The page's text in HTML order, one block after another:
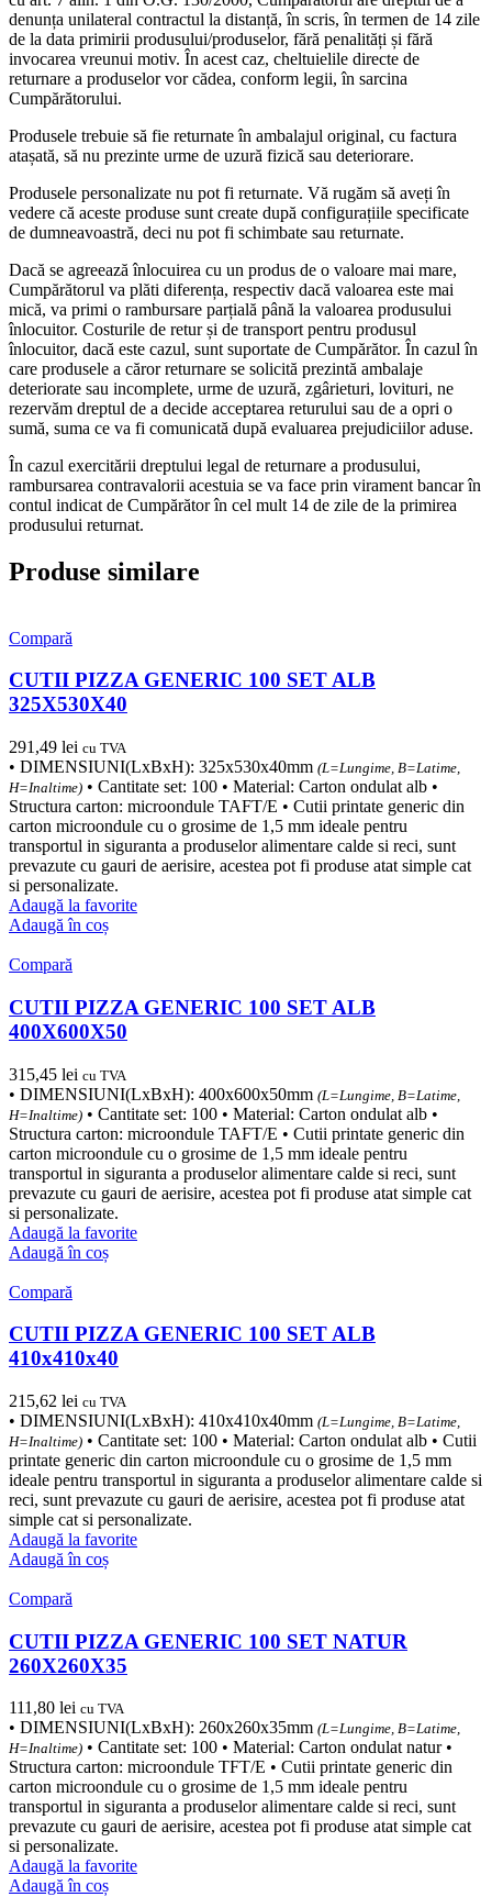
denunța unilateral contractul la distanță, în scris, în termen de 14 zile
de la data primirii produsului/produselor, fără penalități și fără
invocarea vreunui motiv. În acest caz, cheltuielile directe de
returnare a produselor vor cădea, conform legii, în sarcina
Cumpărătorului.
Produsele trebuie să fie returnate în ambalajul original, cu factura
atașată, să nu prezinte urme de uzură fizică sau deteriorare.
Produsele personalizate nu pot fi returnate. Vă rugăm să aveți în
vedere că aceste produse sunt create după configurațiile specificate
de dumneavoastră, deci nu pot fi schimbate sau returnate.
Dacă se agreează înlocuirea cu un produs de o valoare mai mare,
Cumpărătorul va plăti diferența, respectiv dacă valoarea este mai
mică, va primi o rambursare parțială până la valoarea produsului
înlocuitor. Costurile de retur și de transport pentru produsul
înlocuitor, dacă este cazul, sunt suportate de Cumpărător. În cazul în
care produsele a căror returnare se solicită prezintă ambalaje
deteriorate sau incomplete, urme de uzură, zgârieturi, lovituri, ne
rezervăm dreptul de a decide acceptarea returului sau de a opri o
sumă, suma ce va fi comunicată după evaluarea prejudiciilor aduse.
În cazul exercitării dreptului legal de returnare a produsului,
rambursarea contravalorii acestuia se va face prin virament bancar în
contul indicat de Cumpărător în cel mult 14 de zile de la primirea
produsului returnat.
Produse similare
Compară
CUTII PIZZA GENERIC 100 SET ALB
325X530X40
291,49 lei cu TVA
• DIMENSIUNI(LxBxH): 325x530x40mm (L=Lungime, B=Latime,
H=Inaltime) • Cantitate set: 100 • Material: Carton ondulat alb •
Structura carton: microondule TAFT/E • Cutii printate generic din
carton microondule cu o grosime de 1,5 mm ideale pentru
transportul in siguranta a produselor alimentare calde si reci, sunt
prevazute cu gauri de aerisire, acestea pot fi produse atat simple cat
si personalizate.
Adaugă la favorite
Adaugă în coș
Compară
CUTII PIZZA GENERIC 100 SET ALB
400X600X50
315,45 lei cu TVA
• DIMENSIUNI(LxBxH): 400x600x50mm (L=Lungime, B=Latime,
H=Inaltime) • Cantitate set: 100 • Material: Carton ondulat alb •
Structura carton: microondule TAFT/E • Cutii printate generic din
carton microondule cu o grosime de 1,5 mm ideale pentru
transportul in siguranta a produselor alimentare calde si reci, sunt
prevazute cu gauri de aerisire, acestea pot fi produse atat simple cat
si personalizate.
Adaugă la favorite
Adaugă în coș
Compară
CUTII PIZZA GENERIC 100 SET ALB
410x410x40
215,62 lei cu TVA
• DIMENSIUNI(LxBxH): 410x410x40mm (L=Lungime, B=Latime,
H=Inaltime) • Cantitate set: 100 • Material: Carton ondulat alb • Cutii
printate generic din carton microondule cu o grosime de 1,5 mm
ideale pentru transportul in siguranta a produselor alimentare calde si
reci, sunt prevazute cu gauri de aerisire, acestea pot fi produse atat
simple cat si personalizate.
Adaugă la favorite
Adaugă în coș
Compară
CUTII PIZZA GENERIC 100 SET NATUR
260X260X35
111,80 lei cu TVA
• DIMENSIUNI(LxBxH): 260x260x35mm (L=Lungime, B=Latime,
H=Inaltime) • Cantitate set: 100 • Material: Carton ondulat natur •
Structura carton: microondule TFT/E • Cutii printate generic din
carton microondule cu o grosime de 1,5 mm ideale pentru
transportul in siguranta a produselor alimentare calde si reci, sunt
prevazute cu gauri de aerisire, acestea pot fi produse atat simple cat
si personalizate.
Adaugă la favorite
Adaugă în coș